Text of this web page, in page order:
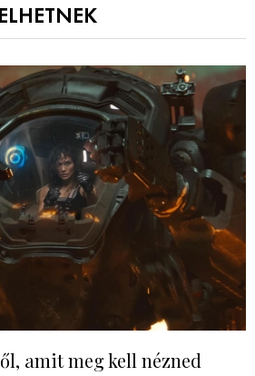
amit meg kell nézned